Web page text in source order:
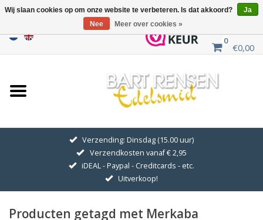
0
€0,00
Home
Uitverkoop
GOUDEN SYMBOLEN
Hanger Kettingen
Verzending: Dinsdag (15.00 uur)
Verzendkosten vanaf € 2,95
iDEAL - Paypal - Creditcards - etc.
Uitverkoop!
Producten getagd met Merkaba
Wij slaan cookies op om onze website te verbeteren. Is dat akkoord?
Ja
Nee
Meer over cookies »